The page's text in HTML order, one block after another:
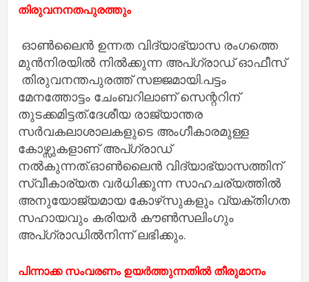
തിരുവനനതപുരത്തും
ഓണ്‍ലൈന്‍ ഉന്നത വിദ്യാഭ്യാസ രംഗത്തെ
മുൻനിരയിൽ നിൽക്കുന്ന അപ്ഗ്രാഡ് ഓഫീസ്
തിരുവനന്തപുരത്ത് സജ്ജമായി.പട്ടം
മേനത്തോട്ടം ചേംബറിലാണ് സെന്ററിന്
തുടക്കമിട്ടത്.ദേശീയ രാജ്യാന്തര
സര്‍വകലാശാലകളുടെ അംഗീകാരമുള്ള
കോഴ്സുകളാണ് അപ്ഗ്രാഡ്
നല്‍കുന്നത്.ഓണ്‍ലൈന്‍ വിദ്യാഭ്യാസത്തിന്
സ്വീകാര്യത വര്‍ധിക്കുന്ന സാഹചര്യത്തില്‍
അനുയോജ്യമായ കോഴ്‌സുകളും വ്യക്തിഗത
സഹായവും കരിയര്‍ കൗണ്‍സലിംഗും
അപ്ഗ്രാഡില്‍നിന്ന് ലഭിക്കും.
പിന്നാക്ക സംവരണം ഉയർത്തുന്നതിൽ തീരുമാനം